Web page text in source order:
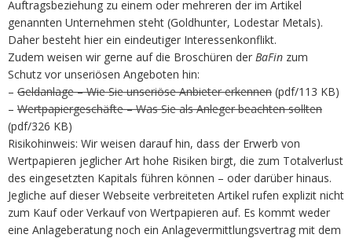
Auftragsbeziehung zu einem oder mehreren der im Artikel
genannten Unternehmen steht (Goldhunter, Lodestar Metals).
Daher besteht hier ein eindeutiger Interessenkonflikt.
Zudem weisen wir gerne auf die Broschüren der BaFin zum
Schutz vor unseriösen Angeboten hin:
– Geldanlage – Wie Sie unseriöse Anbieter erkennen (pdf/113 KB)
– Wertpapiergeschäfte – Was Sie als Anleger beachten sollten
(pdf/326 KB)
Risikohinweis: Wir weisen darauf hin, dass der Erwerb von
Wertpapieren jeglicher Art hohe Risiken birgt, die zum Totalverlust
des eingesetzten Kapitals führen können – oder darüber hinaus.
Jegliche auf dieser Webseite verbreiteten Artikel rufen explizit nicht
zum Kauf oder Verkauf von Wertpapieren auf. Es kommt weder
eine Anlageberatung noch ein Anlagevermittlungsvertrag mit dem